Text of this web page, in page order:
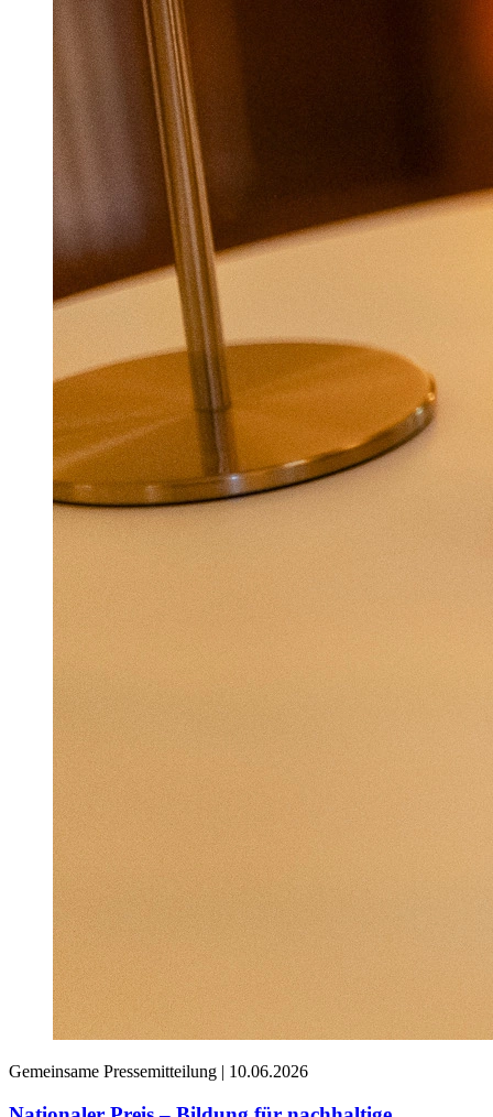
Gemeinsame Pressemitteilung | 10.06.2026